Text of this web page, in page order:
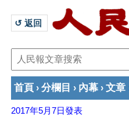
↺ 返回
首頁 › 分欄目 › 內幕 › 文章
2017年5月7日發表